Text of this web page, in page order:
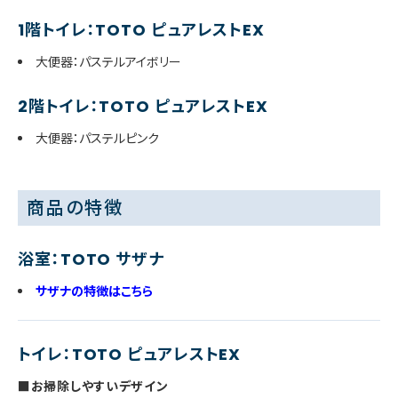
1階トイレ：TOTO ピュアレストEX
大便器：パステルアイボリー
2階トイレ：TOTO ピュアレストEX
大便器：パステルピンク
商品の特徴
浴室：TOTO サザナ
サザナの特徴はこちら
トイレ：TOTO ピュアレストEX
■お掃除しやすいデザイン